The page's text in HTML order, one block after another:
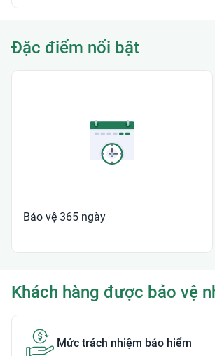
Đặc điểm nổi bật
Bảo vệ 365 ngày
Khách hàng được bảo vệ
Mức trách nhiệm bảo hiểm